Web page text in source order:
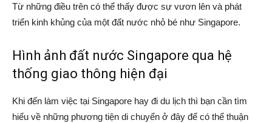
Từ những điều trên có thể thấy được sự vươn lên và phát
triển kinh khủng của một đất nước nhỏ bé như Singapore.
Hình ảnh đất nước Singapore qua hệ
thống giao thông hiện đại
Khi đến làm việc tại Singapore hay đi du lịch thì bạn cần tìm
hiểu về những phương tiện di chuyển ở đây để có thể thuận